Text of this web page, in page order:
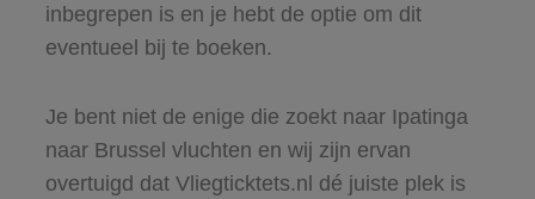
inbegrepen is en je hebt de optie om dit
eventueel bij te boeken.
Je bent niet de enige die zoekt naar Ipatinga
naar Brussel vluchten en wij zijn ervan
overtuigd dat Vliegticktets.nl dé juiste plek is